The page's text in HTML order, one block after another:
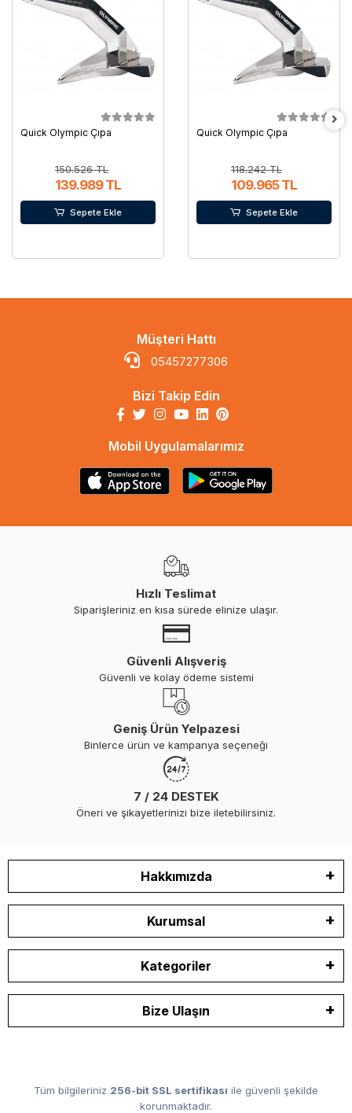
Quick Olympic Çıpa
150.526 TL
139.989 TL
Sepete Ekle
Quick Olympic Çıpa
118.242 TL
109.965 TL
Sepete Ekle
Müşteri Hattı
05457277306
Bizi Takip Edin
Mobil Uygulamalarımız
Hızlı Teslimat
Siparişleriniz en kısa sürede elinize ulaşır.
Güvenli Alışveriş
Güvenli ve kolay ödeme sistemi
Geniş Ürün Yelpazesi
Binlerce ürün ve kampanya seçeneği
7 / 24 DESTEK
Öneri ve şikayetlerinizi bize iletebilirsiniz.
Hakkımızda
Kurumsal
Kategoriler
Bize Ulaşın
Tüm bilgileriniz 256-bit SSL sertifikası ile güvenli şekilde
korunmaktadır.